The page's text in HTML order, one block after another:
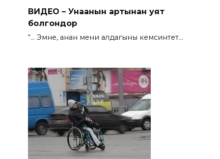
ВИДЕО – Унаанын артынан уят
болгондор
“… Эмне, анан мени алдагының кемсинтет…